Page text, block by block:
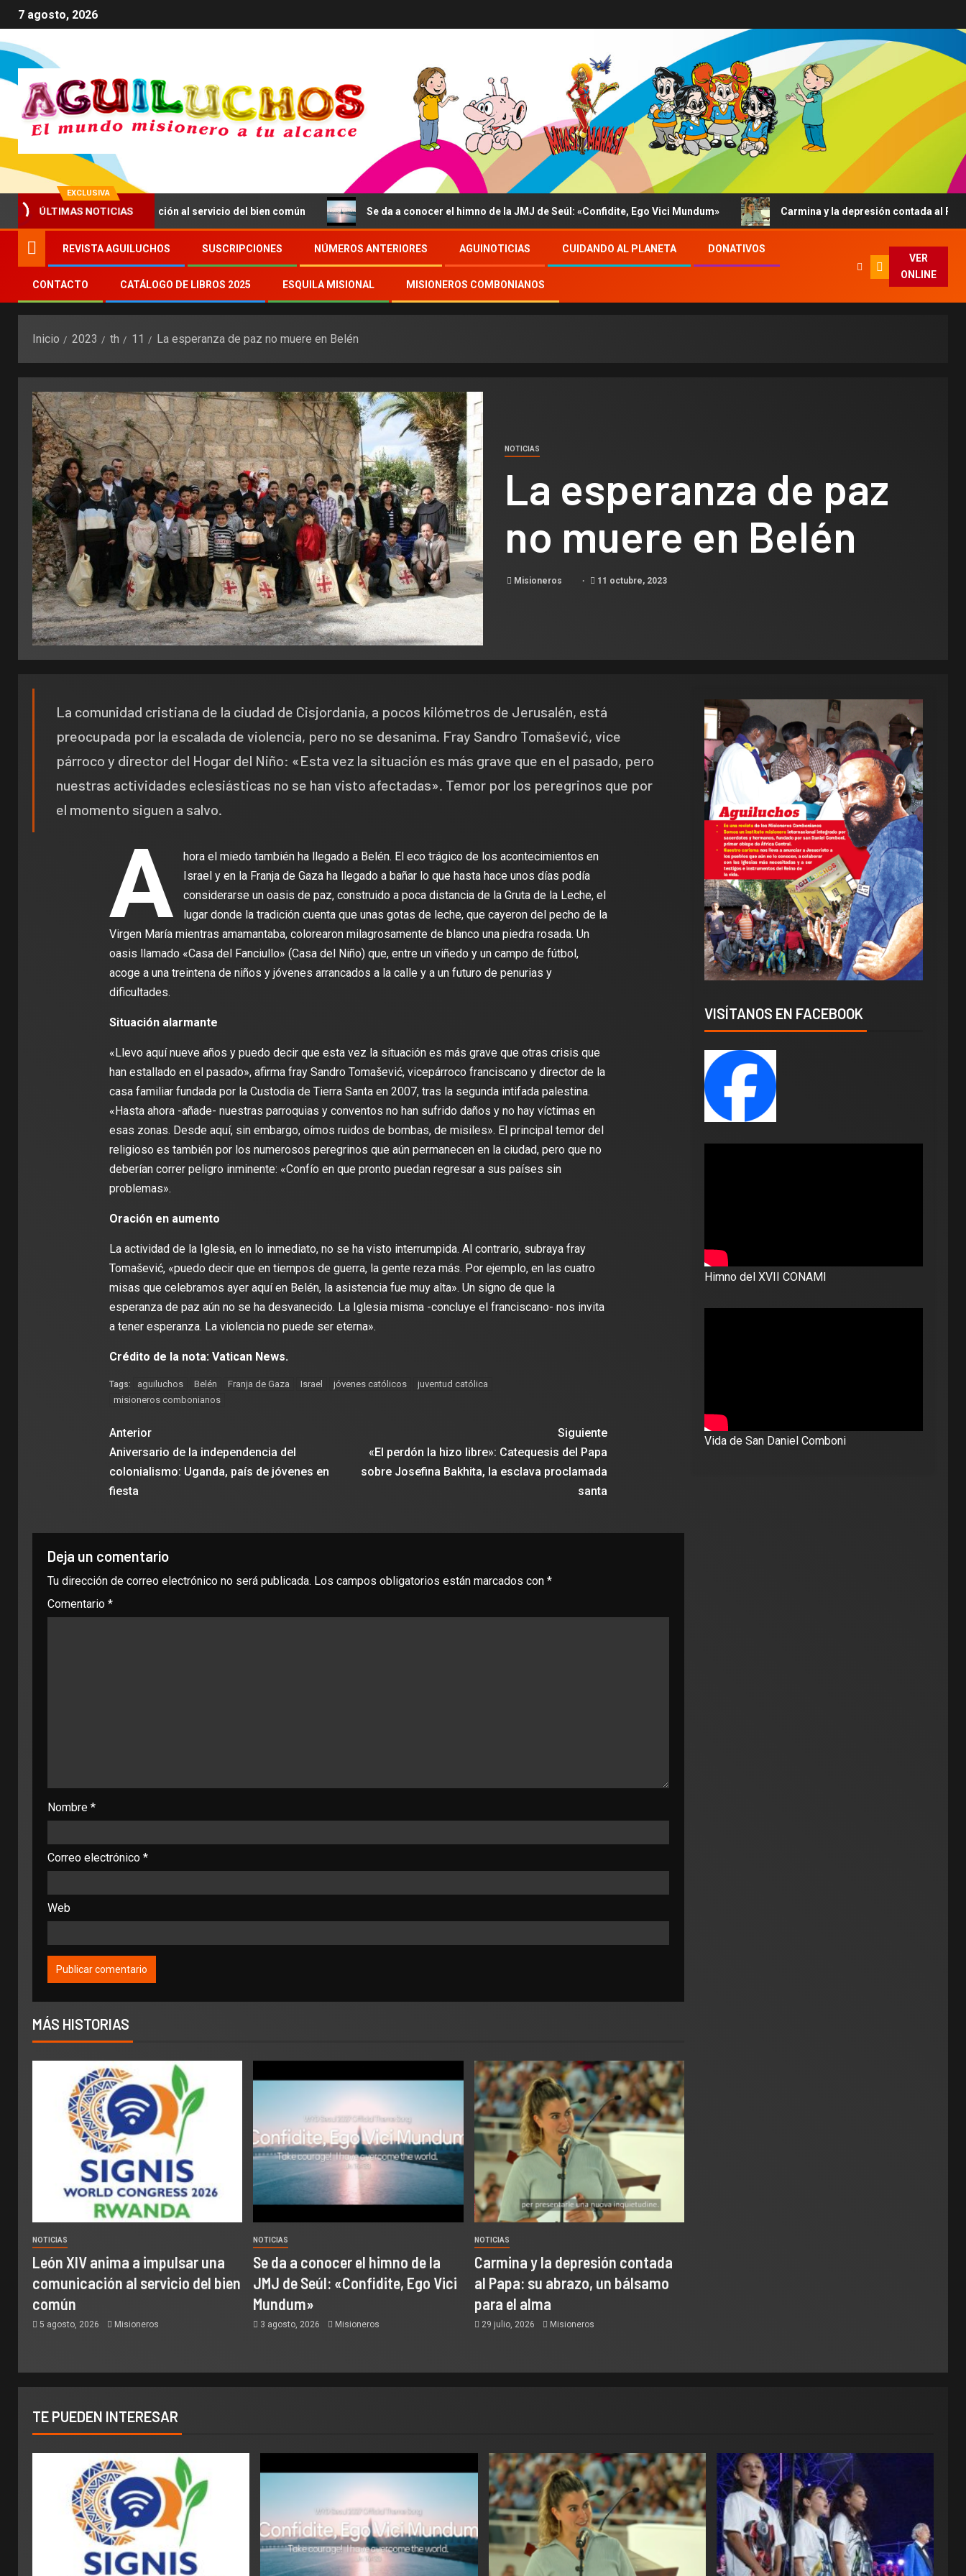
7 agosto, 2026
EXCLUSIVA
ÚLTIMAS NOTICIAS
una comunicación al servicio del bien común Se da a conocer el himno de la JMJ de Seúl: «Confidite, Ego Vici Mundum» Carmina y la depresión contada al Papa: su
REVISTA AGUILUCHOS SUSCRIPCIONES NÚMEROS ANTERIORES AGUINOTICIAS CUIDANDO AL PLANETA DONATIVOS
CONTACTO CATÁLOGO DE LIBROS 2025 ESQUILA MISIONAL MISIONEROS COMBONIANOS
VER
ONLINE
Inicio 2023 th 11 La esperanza de paz no muere en Belén
NOTICIAS
La esperanza de paz
no muere en Belén
Misioneros 11 octubre, 2023
La comunidad cristiana de la ciudad de Cisjordania, a pocos kilómetros de Jerusalén, está
preocupada por la escalada de violencia, pero no se desanima. Fray Sandro Tomašević, vice
párroco y director del Hogar del Niño: «Esta vez la situación es más grave que en el pasado, pero
nuestras actividades eclesiásticas no se han visto afectadas». Temor por los peregrinos que por
el momento siguen a salvo.
A
hora el miedo también ha llegado a Belén. El eco trágico de los acontecimientos en
Israel y en la Franja de Gaza ha llegado a bañar lo que hasta hace unos días podía
considerarse un oasis de paz, construido a poca distancia de la Gruta de la Leche, el
lugar donde la tradición cuenta que unas gotas de leche, que cayeron del pecho de la
Virgen María mientras amamantaba, colorearon milagrosamente de blanco una piedra rosada. Un
oasis llamado «Casa del Fanciullo» (Casa del Niño) que, entre un viñedo y un campo de fútbol,
acoge a una treintena de niños y jóvenes arrancados a la calle y a un futuro de penurias y
dificultades.
Situación alarmante
«Llevo aquí nueve años y puedo decir que esta vez la situación es más grave que otras crisis que
han estallado en el pasado», afirma fray Sandro Tomašević, vicepárroco franciscano y director de la
casa familiar fundada por la Custodia de Tierra Santa en 2007, tras la segunda intifada palestina.
«Hasta ahora -añade- nuestras parroquias y conventos no han sufrido daños y no hay víctimas en
esas zonas. Desde aquí, sin embargo, oímos ruidos de bombas, de misiles». El principal temor del
religioso es también por los numerosos peregrinos que aún permanecen en la ciudad, pero que no
deberían correr peligro inminente: «Confío en que pronto puedan regresar a sus países sin
problemas».
Oración en aumento
La actividad de la Iglesia, en lo inmediato, no se ha visto interrumpida. Al contrario, subraya fray
Tomašević, «puedo decir que en tiempos de guerra, la gente reza más. Por ejemplo, en las cuatro
misas que celebramos ayer aquí en Belén, la asistencia fue muy alta». Un signo de que la
esperanza de paz aún no se ha desvanecido. La Iglesia misma -concluye el franciscano- nos invita
a tener esperanza. La violencia no puede ser eterna».
Crédito de la nota: Vatican News.
Tags: aguiluchos Belén Franja de Gaza Israel jóvenes católicos
juventud católica
misioneros combonianos
Anterior
Aniversario de la independencia del
colonialismo: Uganda, país de jóvenes en
fiesta
Siguiente
«El perdón la hizo libre»: Catequesis del Papa
sobre Josefina Bakhita, la esclava proclamada
santa
Deja un comentario
Tu dirección de correo electrónico no será publicada. Los campos obligatorios están marcados con *
Comentario *
Nombre *
Correo electrónico *
Web
MÁS HISTORIAS
NOTICIAS
León XIV anima a impulsar una
comunicación al servicio del bien
común
5 agosto, 2026 Misioneros
NOTICIAS
Se da a conocer el himno de la
JMJ de Seúl: «Confidite, Ego Vici
Mundum»
3 agosto, 2026 Misioneros
NOTICIAS
Carmina y la depresión contada
al Papa: su abrazo, un bálsamo
para el alma
29 julio, 2026 Misioneros
VISÍTANOS EN FACEBOOK
Himno del XVII CONAMI
Vida de San Daniel Comboni
TE PUEDEN INTERESAR